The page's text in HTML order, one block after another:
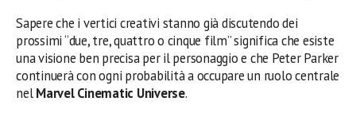
Sapere che i vertici creativi stanno già discutendo dei
prossimi “due, tre, quattro o cinque film” significa che esiste
una visione ben precisa per il personaggio e che Peter Parker
continuerà con ogni probabilità a occupare un ruolo centrale
nelMarvel Cinematic Universe.